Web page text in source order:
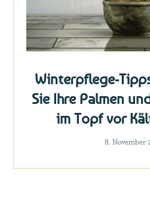
Winterpflege-
Sie Ihre Palmen
im Topf vor
8. November